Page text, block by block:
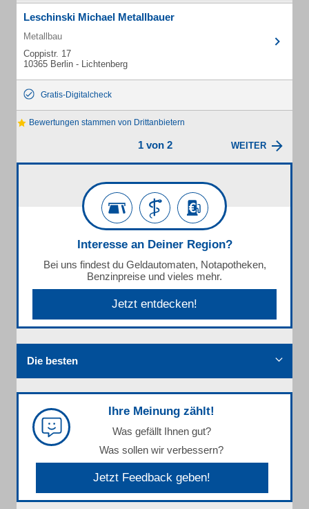
Leschinski Michael Metallbauer
Metallbau
Coppistr. 17
10365 Berlin - Lichtenberg
Gratis-Digitalcheck
Bewertungen stammen von Drittanbietern
1 von 2 WEITER
Interesse an Deiner Region?
Bei uns findest du Geldautomaten, Notapotheken,
Benzinpreise und vieles mehr.
Jetzt entdecken!
Die besten
Ihre Meinung zählt!
Was gefällt Ihnen gut?
Was sollen wir verbessern?
Jetzt Feedback geben!